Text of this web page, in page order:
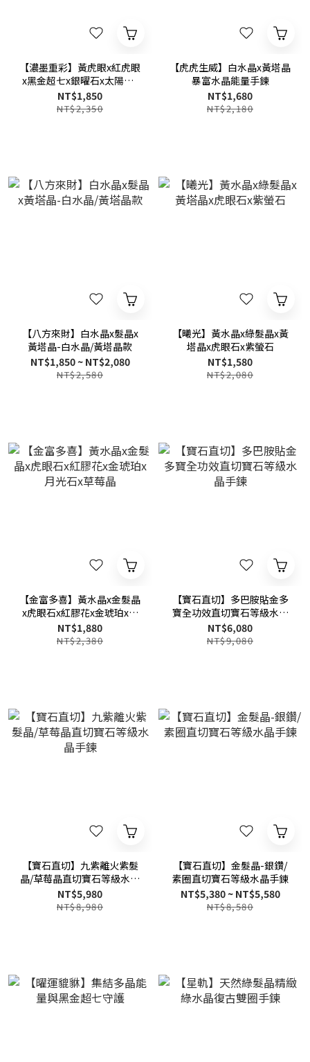
【濃墨重彩】黃虎眼x紅虎眼
x黑金超七x銀曜石x太陽石x
灰月光x黃塔晶x綠髮晶x紅膠
花x草莓晶x紫水晶x冰種黑曜
NT$1,850
NT$2,350
【虎虎生威】白水晶x黃塔晶
暴富水晶能量手鍊
NT$1,680
NT$2,180
【八方來財】白水晶x髮晶x
黃塔晶-白水晶/黃塔晶款
NT$1,850 ~ NT$2,080
NT$2,580
【曦光】黃水晶x綠髮晶x黃
塔晶x虎眼石x紫螢石
NT$1,580
NT$2,080
【金富多喜】黃水晶x金髮晶
x虎眼石x紅膠花x金琥珀x月
光石x草莓晶
NT$1,880
NT$2,380
【寶石直切】多巴胺貼金多
寶全功效直切寶石等級水晶
手鍊
NT$6,080
NT$9,080
【寶石直切】九紫離火紫髮
晶/草莓晶直切寶石等級水晶
手鍊
NT$5,980
NT$8,980
【寶石直切】金髮晶-銀鑽/
素圈直切寶石等級水晶手鍊
NT$5,380 ~ NT$5,580
NT$8,580